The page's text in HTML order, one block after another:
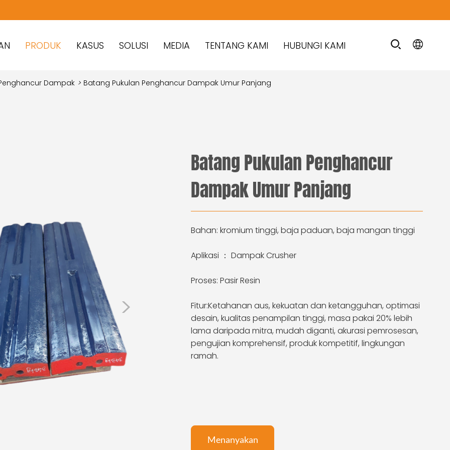
PRODUK KASUS SOLUSI MEDIA TENTANG KAMI HUBUNGI KAMI
Dampak > Batang Pukulan Penghancur Dampak Umur Panjang
>
Batang Pukulan Penghancur
Dampak Umur Panjang
Bahan: kromium tinggi, baja paduan, baja mangan tinggi
Aplikasi ： Dampak Crusher
Proses: Pasir Resin
Fitur:Ketahanan aus, kekuatan dan ketangguhan, optimasi
desain, kualitas penampilan tinggi, masa pakai 20% lebih
lama daripada mitra, mudah diganti, akurasi pemrosesan,
pengujian komprehensif, produk kompetitif, lingkungan
ramah.
Menanyakan